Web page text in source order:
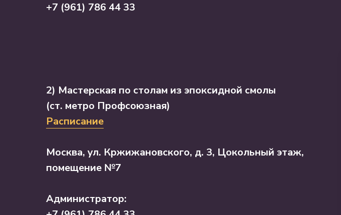
+7 (961) 786 44 33
2) Мастерская по столам из эпоксидной смолы
(ст. метро Профсоюзная)
Расписание
Москва, ул. Кржижановского, д. 3, Цокольный этаж,
помещение №7
Администратор: